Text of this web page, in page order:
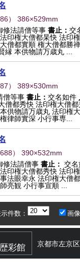
） 386×529mm
修法請僧等事 書止： 交
印権大僧都杲快 法印
僧都實順 権大僧都勝
縁 本供物請万歳丸 ...
） 389×530mm
僧等事 書止： 交名如件
僧都秀快 法印権大僧
供物請万歳丸 法印権
律師實深 小行事専...
） 390×532mm
修法請僧事 書止： 交名
印権大僧都秀快 法印
法眼幸永 法印権大僧
亮観 小行事宣順 ...
件数： 画
彩館 京都市左京